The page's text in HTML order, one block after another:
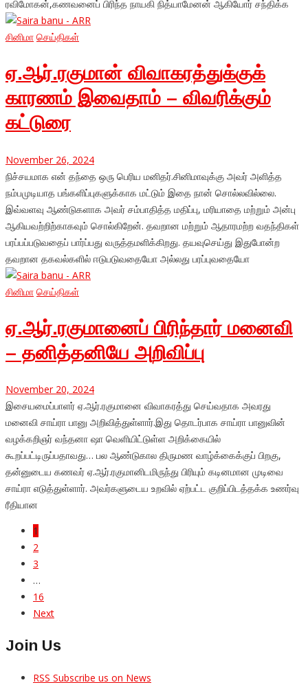
ரவிமோகன்,கணவனைப் பிரிந்த நாயகி நித்யாமேனன் ஆகியோர் சந்திக்க
சினிமா செய்திகள்
ஏ.ஆர்.ரகுமான் விவாகரத்துக்குக்
காரணம் இவைதாம் – விவரிக்கும்
கட்டுரை
November 26, 2024
நிச்சயமாக என் தந்தை ஒரு பெரிய மனிதர்.சினிமாவுக்கு அவர் அளித்த
நம்பமுடியாத பங்களிப்புகளுக்காக மட்டும் இதை நான் சொல்லவில்லை.
இவ்வளவு ஆண்டுகளாக அவர் சம்பாதித்த மதிப்பு, மரியாதை மற்றும் அன்பு
ஆகியவற்றிற்காகவும் சொல்கிறேன். தவறான மற்றும் ஆதாரமற்ற வதந்திகள்
பரப்பப்படுவதைப் பார்ப்பது வருத்தமளிக்கிறது. தயவுசெய்து இதுபோன்ற
தவறான தகவல்களில் ஈடுபடுவதையோ அல்லது பரப்புவதையோ
சினிமா செய்திகள்
ஏ.ஆர்.ரகுமானைப் பிரிந்தார் மனைவி
– தனித்தனியே அறிவிப்பு
November 20, 2024
இசையமைப்பாளர் ஏ.ஆர்.ரகுமானை விவாகரத்து செய்வதாக அவரது
மனைவி சாய்ரா பானு அறிவித்துள்ளார்.இது தொடர்பாக சாய்ரா பானுவின்
வழக்கறிஞர் வந்தனா ஷா வெளியிட்டுள்ள அறிக்கையில்
கூறப்பட்டிருப்பதாவது… பல ஆண்டுகால திருமண வாழ்க்கைக்குப் பிறகு,
தன்னுடைய கணவர் ஏ.ஆர்.ரகுமானிடமிருந்து பிரியும் கடினமான முடிவை
சாய்ரா எடுத்துள்ளார். அவர்களுடைய உறவில் ஏற்பட்ட குறிப்பிடத்தக்க உணர்வு
ரீதியான
1
2
3
…
16
Next
Join Us
RSS Subscribe us on News